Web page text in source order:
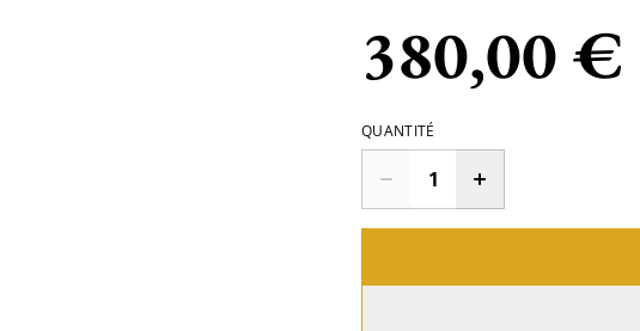
380,00 €
QUANTITÉ